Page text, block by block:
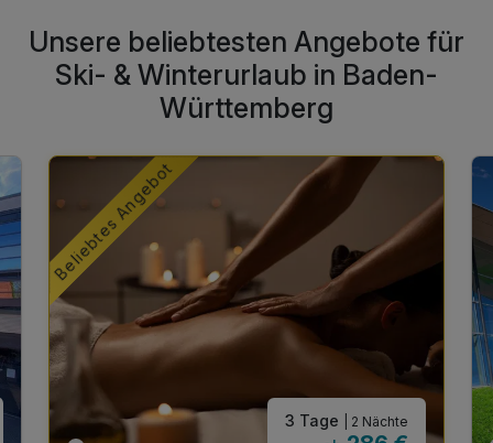
Unsere beliebtesten Angebote für
Ski- & Winterurlaub in Baden-
Württemberg
Beliebtes Angebot
3 Tage | 2 Nächte